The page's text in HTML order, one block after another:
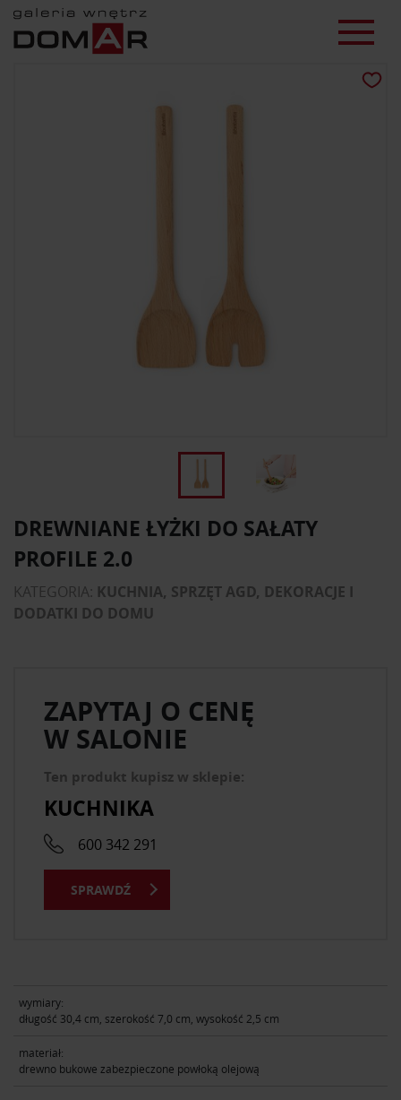
DREWNIANE ŁYŻKI DO SAŁATY
PROFILE 2.0
KATEGORIA: KUCHNIA, SPRZĘT AGD, DEKORACJE I
DODATKI DO DOMU
wymiary:
długość 30,4 cm, szerokość 7,0 cm, wysokość 2,5 cm
materiał:
drewno bukowe zabezpieczone powłoką olejową
ZAPYTAJ O CENĘ
W SALONIE
Ten produkt kupisz w sklepie:
KUCHNIKA
600 342 291
SPRAWDŹ